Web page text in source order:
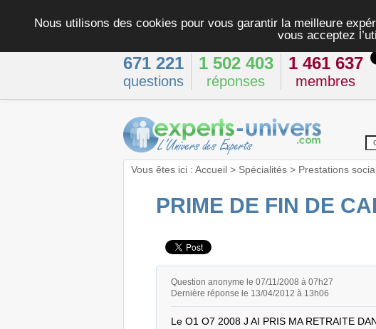
Nous utilisons des cookies pour vous garantir la meilleure
vous acceptez
671 221
questions
1 502 403
réponses
1 461 637
membres
Vous êtes ici : Accueil> Spécialités> Prestations
PRIME DE FIN DE
Question anonyme le 07/11/2008 à 07h27
Dernière réponse le 13/04/2012 à 13h06
Le O1 O7 2008 J AI PRIS MA RETRAITE